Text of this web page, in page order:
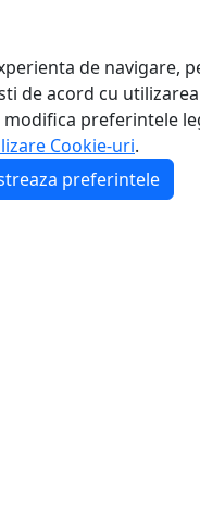
de navigare,
de acord cu
preferintele
Cookie-uri.
preferintele